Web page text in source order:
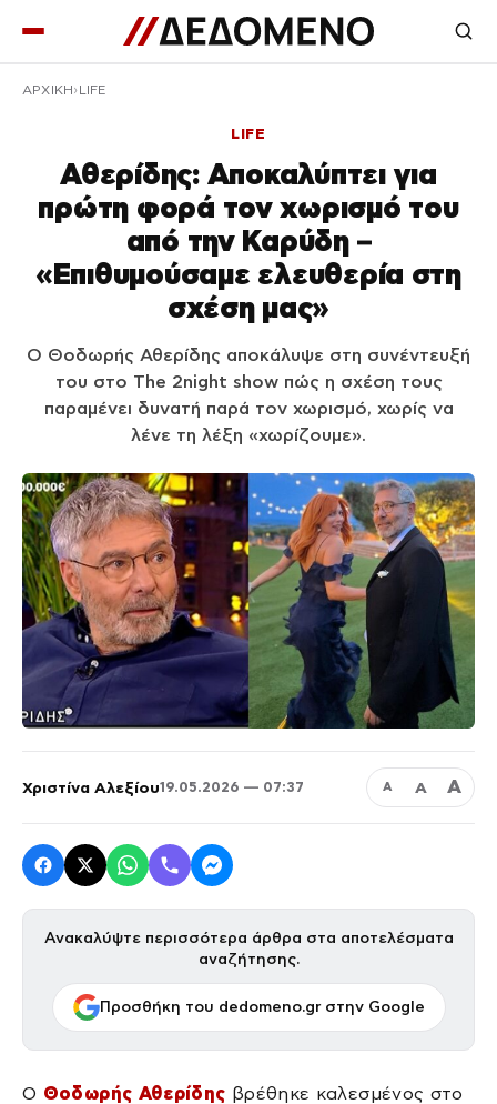
ΑΡΧΙΚΉ LIFE
LIFE
Αθερίδης: Αποκαλύπτει για
πρώτη φορά τον χωρισμό του
από την Καρύδη –
«Επιθυμούσαμε ελευθερία στη
σχέση μας»
Ο Θοδωρής Αθερίδης αποκάλυψε στη συνέντευξή
του στο The 2night show πώς η σχέση τους
παραμένει δυνατή παρά τον χωρισμό, χωρίς να
λένε τη λέξη «χωρίζουμε».
Χριστίνα Αλεξίου19.05.2026 — 07:37 Α Α Α
Ανακαλύψτε περισσότερα άρθρα στα αποτελέσματα
αναζήτησης.
Προσθήκη του dedomeno.gr στην Google
Ο Θοδωρής Αθερίδης βρέθηκε καλεσμένος στο